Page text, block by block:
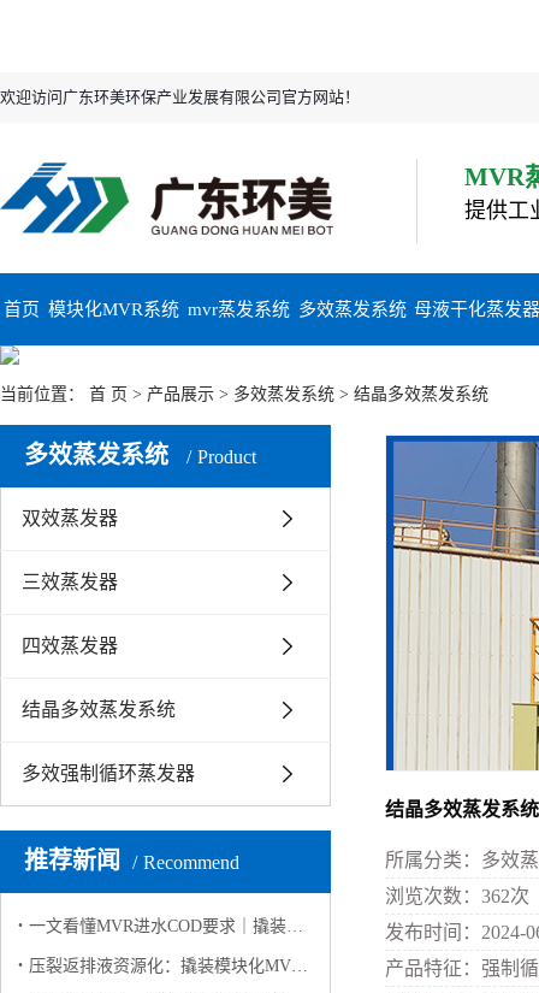
欢迎访问广东环美环保产业发展有限公司官方网站！
MVR
提供工
首页 模块化MVR系统 mvr蒸发系统 多效蒸发系统 母液干化蒸发
当前位置： 首 页 > 产品展示 > 多效蒸发系统 > 结晶多效蒸发系统
多效蒸发系统 Product
双效蒸发器
三效蒸发器
四效蒸发器
结晶多效蒸发系统
多效强制循环蒸发器
推荐新闻 Recommend
一文看懂MVR进水COD要求｜撬装模块化MVR高有机废水稳定运行解决方案
压裂返排液资源化：撬装模块化MVR如何实现 “废水变资源”？
结晶多效蒸发系统
所属分类： 多效
浏览次数： 362次
发布时间： 2024-
产品特征： 强制